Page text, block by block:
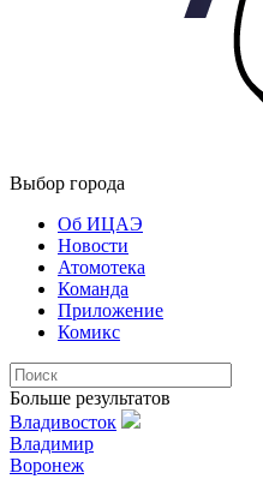
Выбор города
Об ИЦАЭ
Новости
Атомотека
Команда
Приложение
Комикс
Больше результатов
Владивосток
Владимир
Воронеж